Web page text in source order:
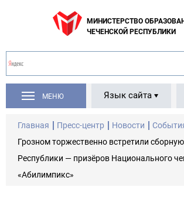
МИНИСТЕРСТВО
ЧЕЧЕНСКОЙ РЕСПУБЛИКИ
МЕНЮ Язык сайта
Главная Пресс-центр Новости
Грозном торжественно встретили
Республики — призёров Национального
«Абилимпикс»